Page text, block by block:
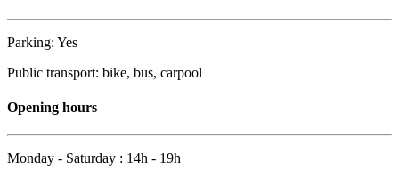
Parking: Yes
Public transport: bike, bus, carpool
Opening hours
Monday - Saturday : 14h - 19h